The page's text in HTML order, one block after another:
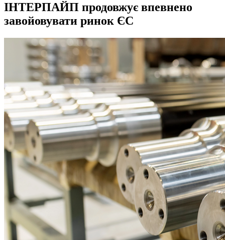
ІНТЕРПАЙП продовжує впевнено
завойовувати ринок ЄС